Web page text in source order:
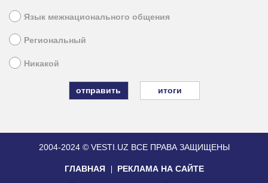
Язык межнационального общения
Региональный
Никакой
итоги
2004-2024 © VESTI.UZ ВСЕ ПРАВА ЗАЩИЩЕНЫ
ГЛАВНАЯ РЕКЛАМА НА САЙТЕ